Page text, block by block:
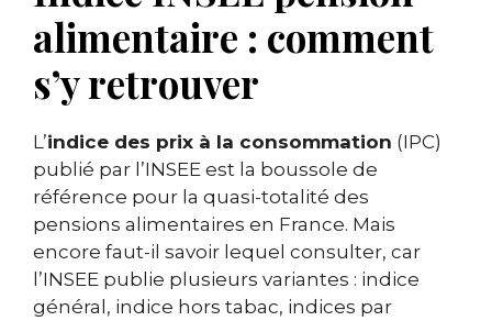
alimentaire : comment
s’y retrouver
L’indice des prix à la consommation (IPC)
publié par l’INSEE est la boussole de
référence pour la quasi-totalité des
pensions alimentaires en France. Mais
encore faut-il savoir lequel consulter, car
l’INSEE publie plusieurs variantes : indice
général, indice hors tabac, indices par